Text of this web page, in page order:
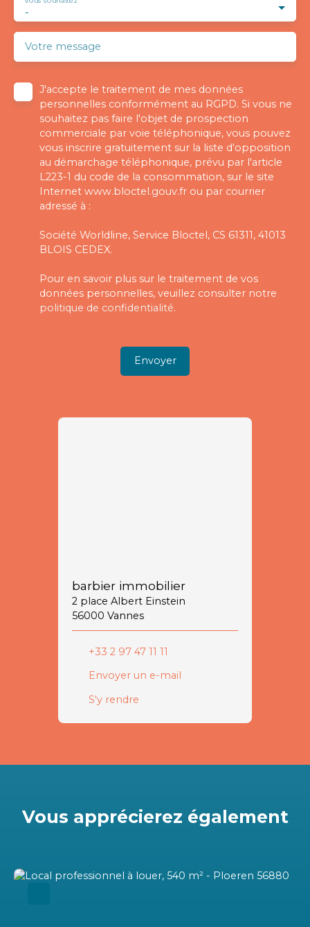
-
Votre message
J'accepte le traitement de mes données
personnelles conformément au RGPD. Si vous ne
souhaitez pas faire l'objet de prospection
commerciale par voie téléphonique, vous pouvez
vous inscrire gratuitement sur la liste d'opposition
au démarchage téléphonique, prévu par l'article
L223-1 du code de la consommation, sur le site
Internet www.bloctel.gouv.fr ou par courrier
adressé à :
Société Worldline, Service Bloctel, CS 61311, 41013
BLOIS CEDEX.
Pour en savoir plus sur le traitement de vos
données personnelles, veuillez consulter notre
politique de confidentialité.
Envoyer
barbier immobilier
2 place Albert Einstein
56000 Vannes
+33 2 97 47 11 11
Envoyer un e-mail
S'y rendre
Vous apprécierez également